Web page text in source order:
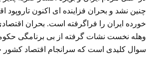
چنین نشد و بحران فزاینده ای اکنون
خورده ایران را فراگرفته است. بحران
وهله نخست نشات گرفته از بی برنامگی
سوال کلیدی است که سرانجام اقتصاد